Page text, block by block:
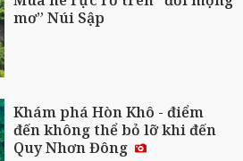
mơ” Núi Sập
Khám phá Hòn Khô - điểm
đến không thể bỏ lỡ khi đến
Quy Nhơn Đông